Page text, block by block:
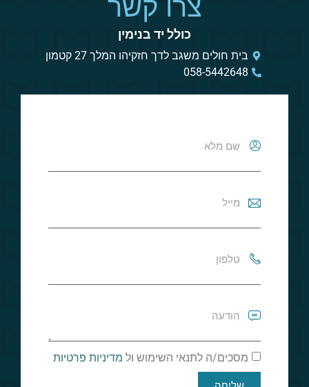
צרו קשר
כולל יד בנימין
בית חולים משגב לדך חזקיהו המלך 27 קטמון
058-5442648
מסכים/ה לתנאי השימוש ול מדיניות פרטיות